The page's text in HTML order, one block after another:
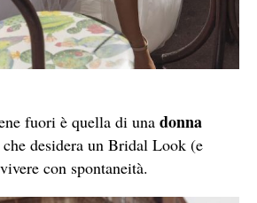
fuori è quella di una donna
che desidera un Bridal Look (e
con spontaneità.